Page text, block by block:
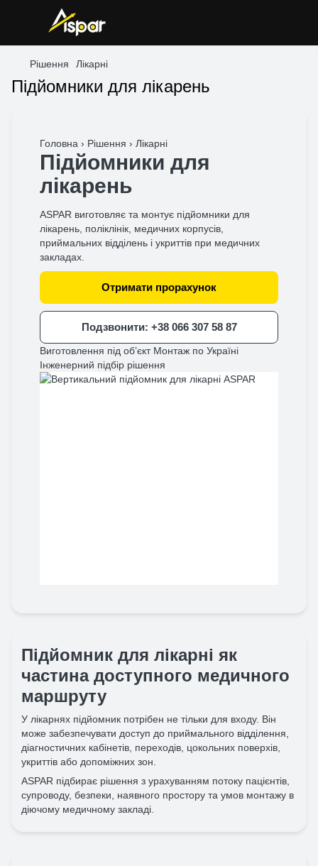
Рішення Лікарні
Підйомники для лікарень
Головна › Рішення › Лікарні
Підйомники для
лікарень
ASPAR виготовляє та монтує підйомники для
лікарень, поліклінік, медичних корпусів,
приймальних відділень і укриттів при медичних
закладах.
Отримати прорахунок
Подзвонити: +38 066 307 58 87
Виготовлення під об’єкт Монтаж по Україні
Інженерний підбір рішення
Підйомник для лікарні як
частина доступного медичного
маршруту
У лікарнях підйомник потрібен не тільки для входу. Він
може забезпечувати доступ до приймального відділення,
діагностичних кабінетів, переходів, цокольних поверхів,
укриттів або допоміжних зон.
ASPAR підбирає рішення з урахуванням потоку пацієнтів,
супроводу, безпеки, наявного простору та умов монтажу в
діючому медичному закладі.